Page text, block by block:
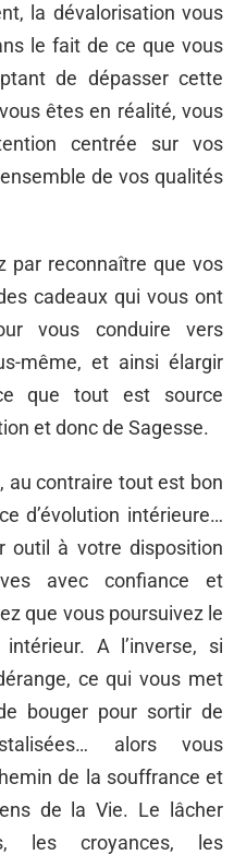
la dévalorisation vous
le fait de ce que vous
de dépasser cette
êtes en réalité, vous
centrée sur vos
de vos qualités
par reconnaître que vos
cadeaux qui vous ont
vous conduire vers
même, et ainsi élargir
que tout est source
et donc de Sagesse.
au contraire tout est bon
d’évolution intérieure…
outil à votre disposition
avec confiance et
que vous poursuivez le
A l’inverse, si
ce qui vous met
bouger pour sortir de
alors vous
de la souffrance et
de la Vie. Le lâcher
les croyances, les